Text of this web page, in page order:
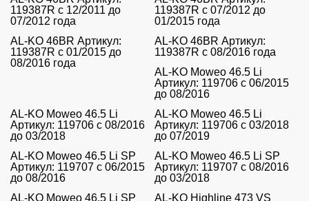
119387R с 12/2011 до
07/2012 года
119387R с 07/2012 до
01/2015 года
AL-KO 46BR Артикул:
119387R с 01/2015 до
08/2016 года
AL-KO 46BR Артикул:
119387R с 08/2016 года
AL-KO Moweo 46.5 Li
Артикул: 119706 с 06/2015
до 08/2016
AL-KO Moweo 46.5 Li
Артикул: 119706 с 08/2016
до 03/2018
AL-KO Moweo 46.5 Li
Артикул: 119706 с 03/2018
до 07/2019
AL-KO Moweo 46.5 Li SP
Артикул: 119707 с 06/2015
до 08/2016
AL-KO Moweo 46.5 Li SP
Артикул: 119707 с 08/2016
до 03/2018
AL-KO Moweo 46.5 Li SP
AL-KO Highline 473 VS